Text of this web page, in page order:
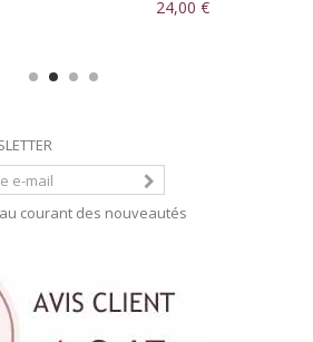
24,00 €
courant des nouveautés